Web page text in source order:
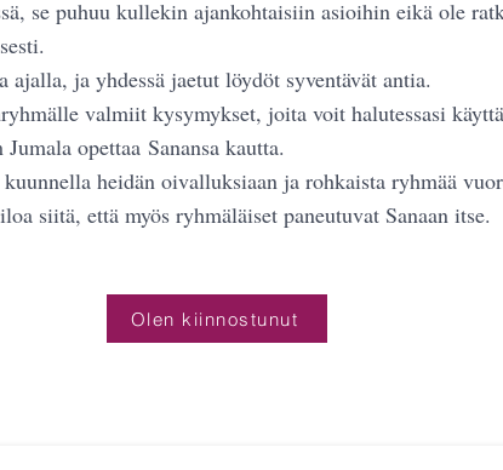
se puhuu kullekin ajankohtaisiin asioihin eikä ole
ajalla, ja yhdessä jaetut löydöt syventävät antia.
valmiit kysymykset, joita voit halutessasi
Jumala opettaa Sanansa kautta.
heidän oivalluksiaan ja rohkaista ryhmää
siitä, että myös ryhmäläiset paneutuvat Sanaan itse.
Olen kiinnostunut